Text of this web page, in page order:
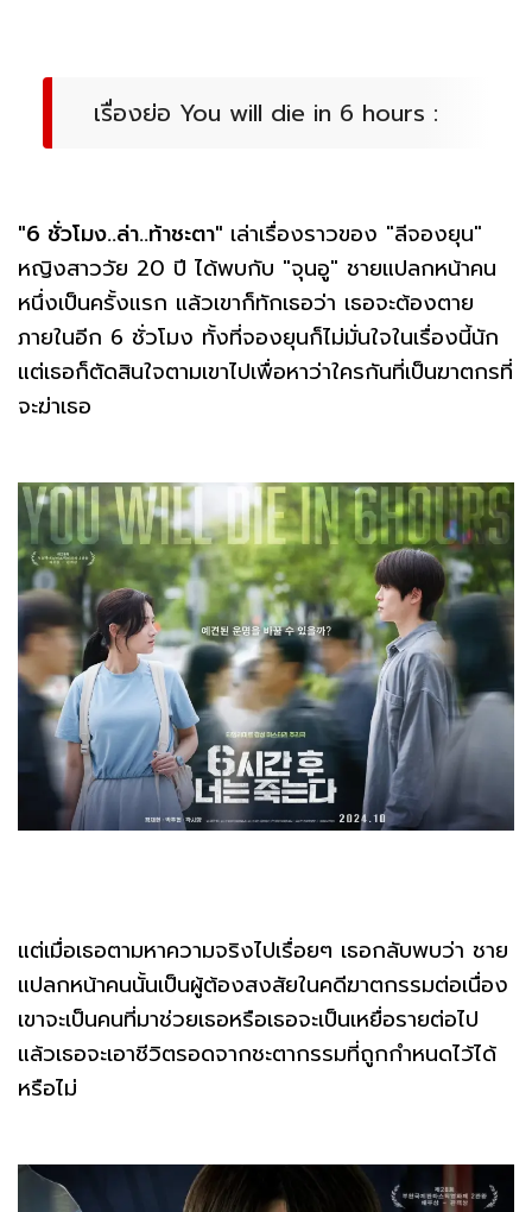
เรื่องย่อ You will die in 6 hours :
"6 ชั่วโมง..ล่า..ท้าชะตา" เล่าเรื่องราวของ "ลีจองยุน"
หญิงสาววัย 20 ปี ได้พบกับ "จุนอู" ชายแปลกหน้าคน
หนึ่งเป็นครั้งแรก แล้วเขาก็ทักเธอว่า เธอจะต้องตาย
ภายในอีก 6 ชั่วโมง ทั้งที่จองยุนก็ไม่มั่นใจในเรื่องนี้นัก
แต่เธอก็ตัดสินใจตามเขาไปเพื่อหาว่าใครกันที่เป็นฆาตกรที่
จะฆ่าเธอ
แต่เมื่อเธอตามหาความจริงไปเรื่อยๆ เธอกลับพบว่า ชาย
แปลกหน้าคนนั้นเป็นผู้ต้องสงสัยในคดีฆาตกรรมต่อเนื่อง
เขาจะเป็นคนที่มาช่วยเธอหรือเธอจะเป็นเหยื่อรายต่อไป
แล้วเธอจะเอาชีวิตรอดจากชะตากรรมที่ถูกกำหนดไว้ได้
หรือไม่